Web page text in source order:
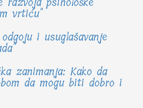
vrtiću"
i usuglašavanje
zanimanja: Kako da
da mogu biti dobro i